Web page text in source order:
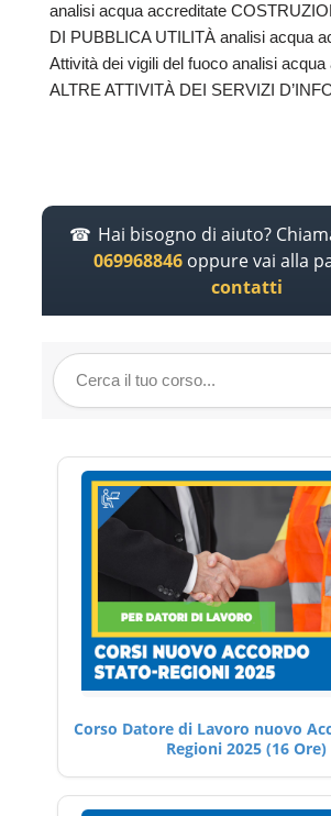
analisi acqua accreditate
DI PUBBLICA UTILITÀ analisi acqua
Attività dei vigili del fuoco analisi
ALTRE ATTIVITÀ DEI SERVIZI
Hai bisogno di aiuto?
069968846 oppure vai alla
contatti
Corso Datore di Lavoro nuovo
Regioni 2025 (16 Ore)